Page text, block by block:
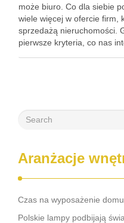
może biuro. Co dla siebie
wiele więcej w ofercie firm,
sprzedażą nieruchomości.
pierwsze kryteria, co nas
Aranżacje
Czas na wyposażenie
Polskie lampy podbijają